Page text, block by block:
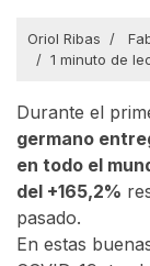
Oriol Ribas
1 minuto de
Durante el
germano
en todo el
del +165,2%
pasado.
En estas